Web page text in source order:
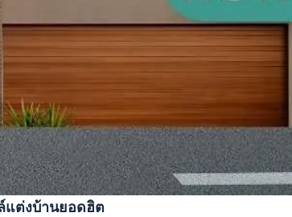
ล์แต่งบ้านยอดฮิต